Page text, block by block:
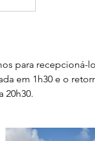
para
em 1h30 e o
20h30.